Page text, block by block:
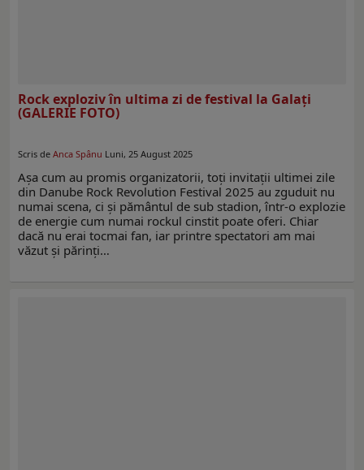
Rock exploziv în ultima zi de festival la Galaţi
(GALERIE FOTO)
Scris de Anca Spânu Luni, 25 August 2025
Aşa cum au promis organizatorii, toţi invitaţii ultimei zile
din Danube Rock Revolution Festival 2025 au zguduit nu
numai scena, ci şi pământul de sub stadion, într-o explozie
de energie cum numai rockul cinstit poate oferi. Chiar
dacă nu erai tocmai fan, iar printre spectatori am mai
văzut şi părinţi…